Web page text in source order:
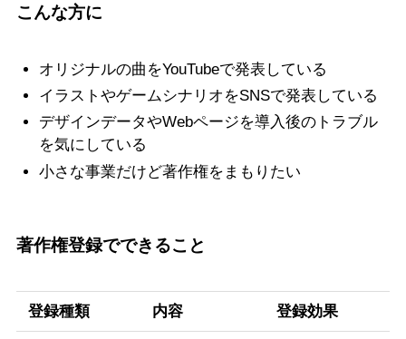
こんな方に
オリジナルの曲をYouTubeで発表している
イラストやゲームシナリオをSNSで発表している
デザインデータやWebページを導入後のトラブル
を気にしている
小さな事業だけど著作権をまもりたい
著作権登録でできること
登録種類 内容 登録効果